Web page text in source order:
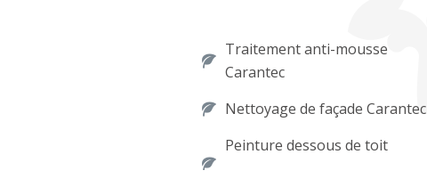
Traitement anti-mousse
Carantec
Nettoyage de façade Carantec
Peinture dessous de toit